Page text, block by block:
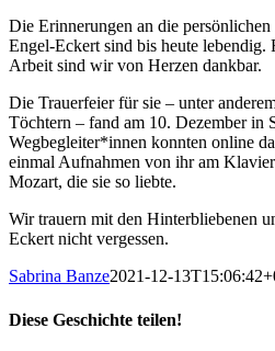
Die Erinnerungen an die
Engel-Eckert sind bis heute lebendig.
Arbeit sind wir von Herzen dankbar.
Die Trauerfeier für sie – unter
Töchtern – fand am 10. Dezember in
Wegbegleiter*innen konnten online
einmal Aufnahmen von ihr am
Mozart, die sie so liebte.
Wir trauern mit den Hinterbliebenen
Eckert nicht vergessen.
Sabrina Banze2021-12-
Diese Geschichte teilen!